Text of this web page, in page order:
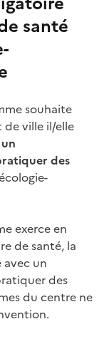
santé
souhaite
ville il/elle
des
exerce en
de santé, la
un
des
du centre ne